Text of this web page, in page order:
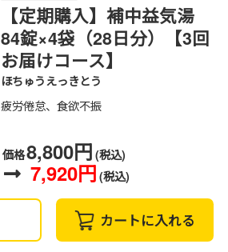
【定期購入】補中益気湯
84錠×4袋（28日分）【3回
お届けコース】
ほちゅうえっきとう
疲労倦怠、食欲不振
価格8,800円 (税込)
7,920円 (税込)
カートに入れる